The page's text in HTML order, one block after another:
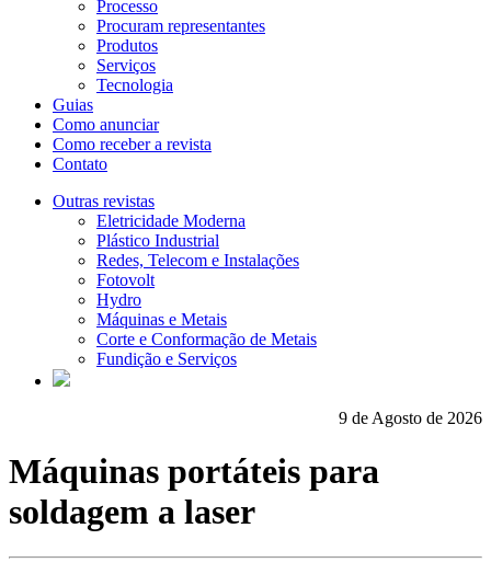
Processo
Procuram representantes
Produtos
Serviços
Tecnologia
Guias
Como anunciar
Como receber a revista
Contato
Outras revistas
Eletricidade Moderna
Plástico Industrial
Redes, Telecom e Instalações
Fotovolt
Hydro
Máquinas e Metais
Corte e Conformação de Metais
Fundição e Serviços
9 de Agosto de 2026
Máquinas portáteis para
soldagem a laser